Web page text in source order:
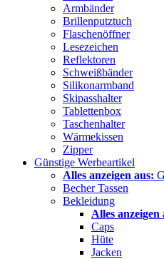
Armbänder
Brillenputztuch
Flaschenöffner
Lesezeichen
Reflektoren
Schweißbänder
Silikonarmband
Skipasshalter
Tablettenbox
Taschenhalter
Wärmekissen
Zipper
Günstige Werbeartikel
Alles anzeigen aus:
Becher Tassen
Bekleidung
Alles anzeigen
Caps
Hüte
Jacken